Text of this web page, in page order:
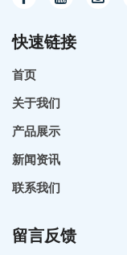
快速链接
首页
关于我们
产品展示
新闻资讯
联系我们
留言反馈